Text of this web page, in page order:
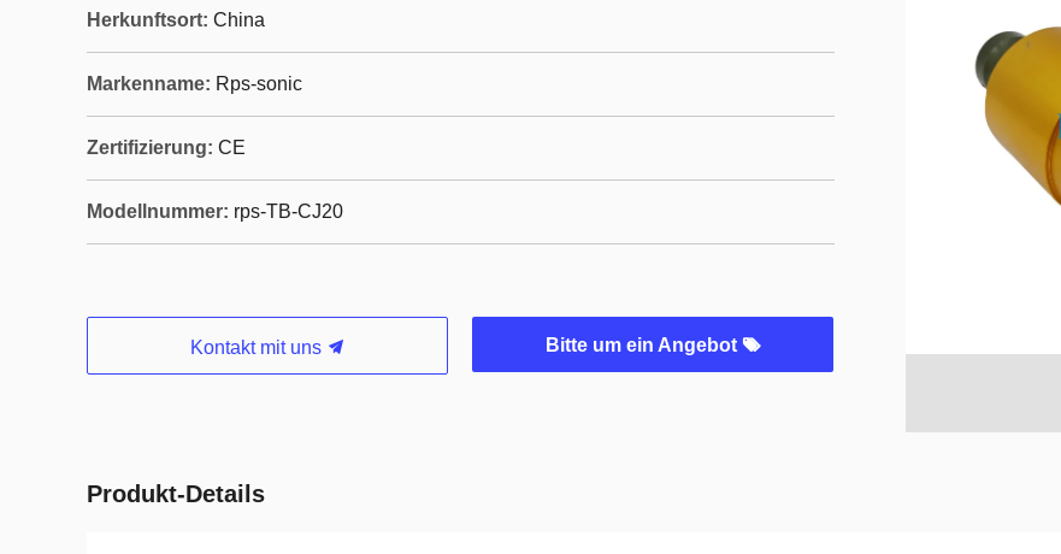
Herkunftsort: China
Markenname: Rps-sonic
Zertifizierung: CE
Modellnummer: rps-TB-CJ20
Kontakt mit uns Bitte um ein Angebot
Produkt-Details